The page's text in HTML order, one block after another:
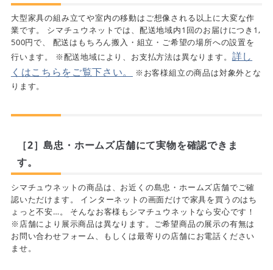
大型家具の組み立てや室内の移動はご想像される以上に大変な作
業です。 シマチュウネットでは、配送地域内1回のお届けにつき1,
500円で、 配送はもちろん搬入・組立・ご希望の場所への設置を
行います。 ※配送地域により、お支払方法は異なります。 詳し
くはこちらをご覧下さい。
※お客様組立の商品は対象外とな
ります。
［2］島忠・ホームズ店舗にて実物を確認できま
す。
シマチュウネットの商品は、お近くの島忠・ホームズ店舗でご確
認いただけます。 インターネットの画面だけで家具を買うのはち
ょっと不安…。 そんなお客様もシマチュウネットなら安心です！
※店舗により展示商品は異なります。ご希望商品の展示の有無は
お問い合わせフォーム、もしくは最寄りの店舗にお電話ください
ませ。